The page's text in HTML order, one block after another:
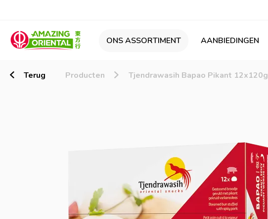
ONS ASSORTIMENT AANBIEDINGEN
Terug Producten Tjendrawasih Bapao Pikant 12x120g